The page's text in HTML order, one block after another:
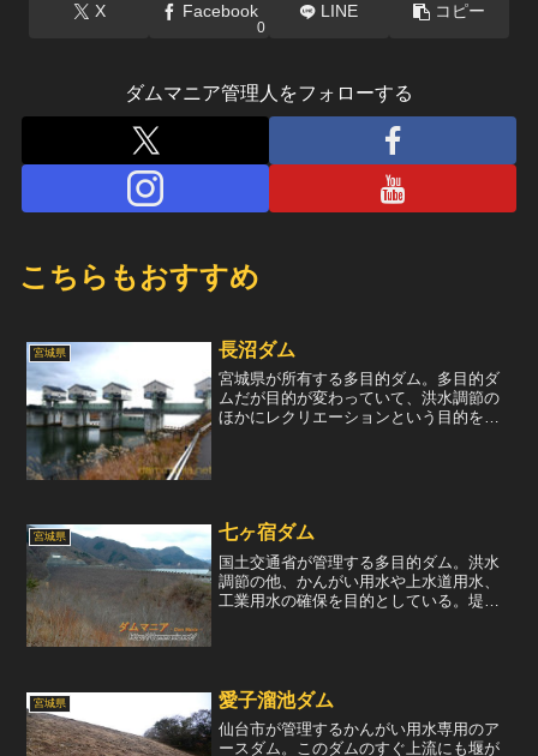
X Facebook
0
LINE コピー
ダムマニア管理人をフォローする
こちらもおすすめ
宮城県 長沼ダム
宮城県が所有する多目的ダム。多目的ダ
ムだが目的が変わっていて、洪水調節の
ほかにレクリエーションという目的を有
宮城県 七ヶ宿ダム
国土交通省が管理する多目的ダム。洪水
調節の他、かんがい用水や上水道用水、
工業用水の確保を目的としている。堤体
宮城県 愛子溜池ダム
仙台市が管理するかんがい用水専用のア
ースダム。このダムのすぐ上流にも堰が